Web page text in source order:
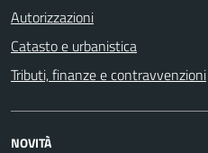
Autorizzazioni
Catasto e urbanistica
Tributi, finanze e contravvenzioni
NOVITÀ